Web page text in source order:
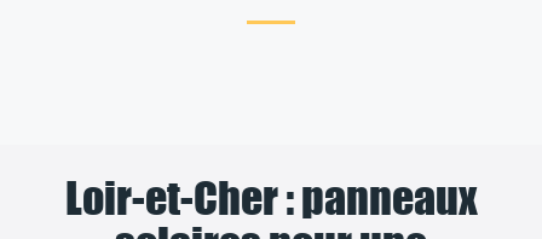
Loir-et-Cher : panneaux